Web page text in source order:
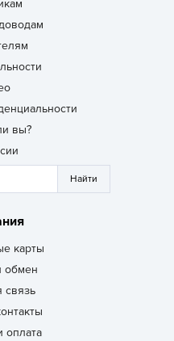
вы?
карты
обмен
связь
оплата